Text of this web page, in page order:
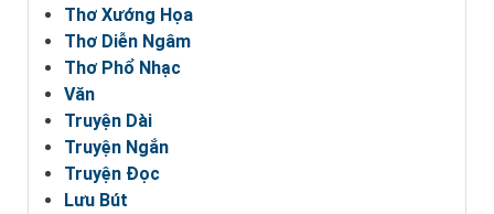
Thơ Xướng Họa
Thơ Diễn Ngâm
Thơ Phổ Nhạc
Văn
Truyện Dài
Truyện Ngắn
Truyện Đọc
Lưu Bút